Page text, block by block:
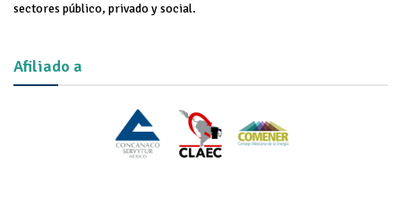
sectores público, privado y social.
Afiliado a